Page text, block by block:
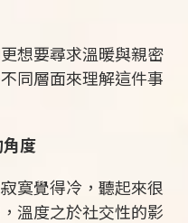
想要尋求溫暖與親密
同層面來理解這件事
度
寞覺得冷，聽起來很
溫度之於社交性的影